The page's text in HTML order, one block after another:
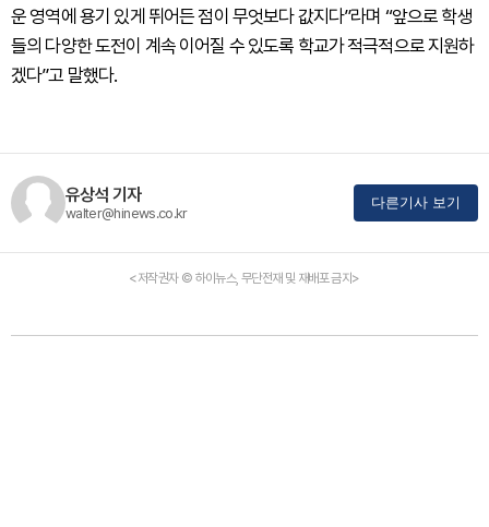
운 영역에 용기 있게 뛰어든 점이 무엇보다 값지다”라며 “앞으로 학생
들의 다양한 도전이 계속 이어질 수 있도록 학교가 적극적으로 지원하
겠다”고 말했다.
유상석 기자
walter@hinews.co.kr
다른기사 보기
<저작권자 © 하이뉴스, 무단전재 및 재배포 금지>